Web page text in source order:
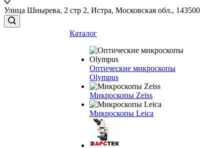
Улица Шнырева, 2 стр 2, Истра, Московская обл., 143500
Каталог
Оптические микроскопы
Olympus
Микроскопы Zeiss
Микроскопы Leica